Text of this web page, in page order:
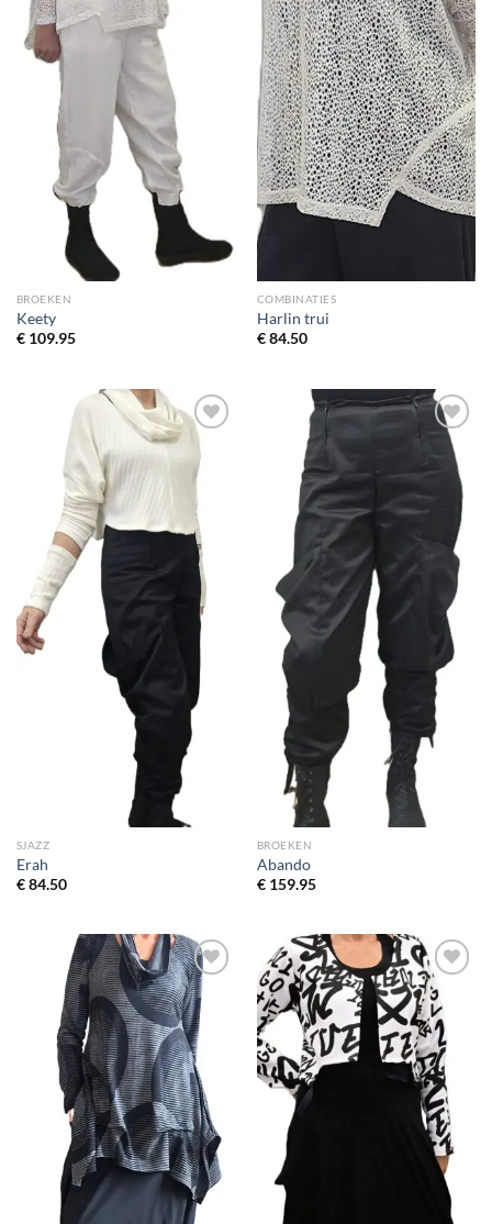
BROEKEN
Keety
€109.95
COMBINATIES
Harlin trui
€84.50
Toevoegen
aan
wenslijst
SJAZZ
Erah
€84.50
Toevoegen
aan
wenslijst
BROEKEN
Abando
€159.95
Toevoegen
aan
wenslijst
Toevoegen
aan
wenslijst